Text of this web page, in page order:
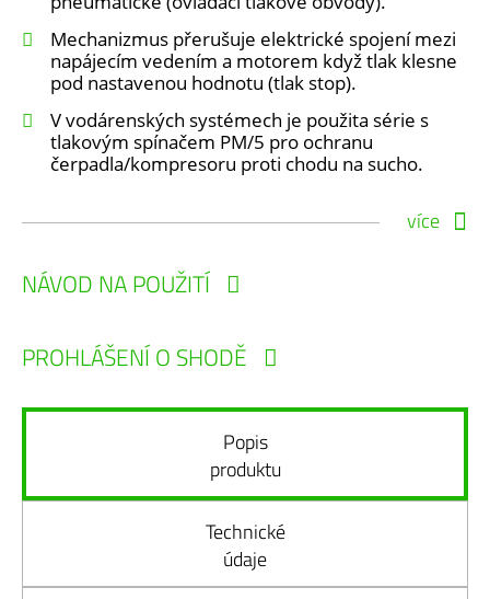
Mechanizmus přerušuje elektrické spojení mezi
napájecím vedením a motorem když tlak klesne
pod nastavenou hodnotu (tlak stop).
V vodárenských systémech je použita série s
tlakovým spínačem PM/5 pro ochranu
čerpadla/kompresoru proti chodu na sucho.
více
NÁVOD NA POUŽITÍ
PROHLÁŠENÍ O SHODĚ
Popis
produktu
Technické
údaje